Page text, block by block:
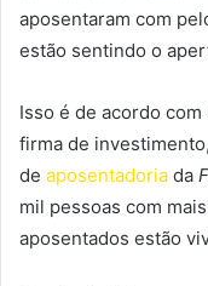
aposentaram com
estão sentindo o
Isso é de acordo
firma de
de aposentadoria da
mil pessoas com
aposentados estão